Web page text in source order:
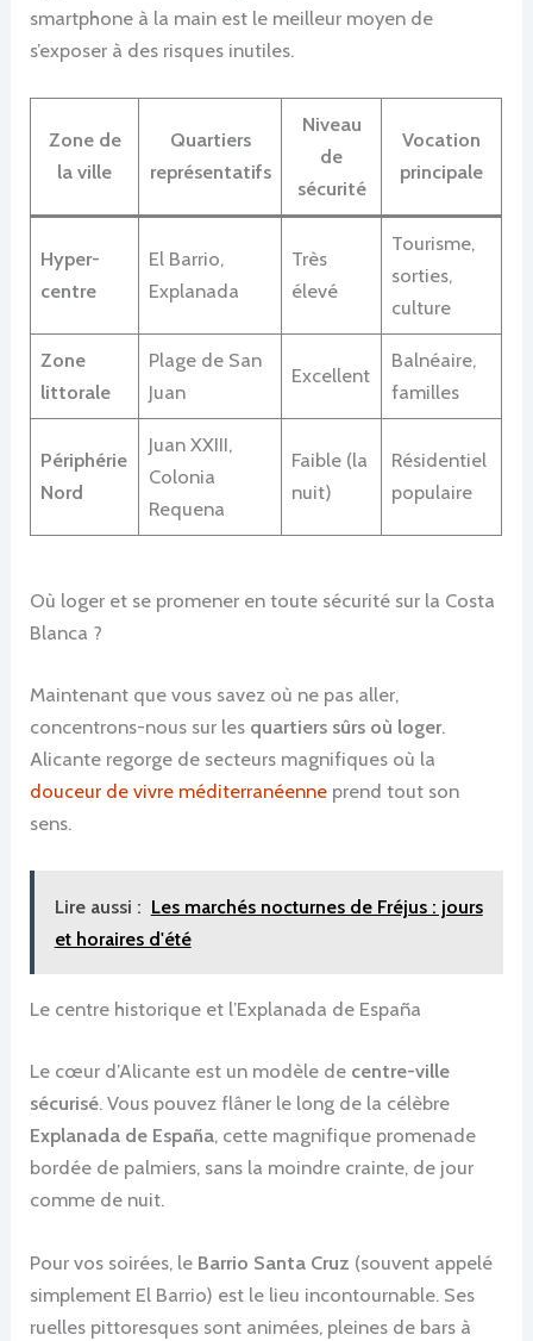
smartphone à la main est le meilleur moyen de
s’exposer à des risques inutiles.
Zone de
la ville
Quartiers
représentatifs
Niveau
de
sécurité
Vocation
principale
Hyper-
centre
El Barrio,
Explanada
Très
élevé
Tourisme,
sorties,
culture
Zone
littorale
Plage de San
Juan
Excellent
Balnéaire,
familles
Périphérie
Nord
Juan XXIII,
Colonia
Requena
Faible (la
nuit)
Résidentiel
populaire
Où loger et se promener en toute sécurité sur la Costa
Blanca ?
Maintenant que vous savez où ne pas aller,
concentrons-nous sur les quartiers sûrs où loger.
Alicante regorge de secteurs magnifiques où la
douceur de vivre méditerranéenne prend tout son
sens.
Lire aussi : Les marchés nocturnes de Fréjus : jours
et horaires d'été
Le centre historique et l’Explanada de España
Le cœur d’Alicante est un modèle de centre-ville
sécurisé. Vous pouvez flâner le long de la célèbre
Explanada de España, cette magnifique promenade
bordée de palmiers, sans la moindre crainte, de jour
comme de nuit.
Pour vos soirées, le Barrio Santa Cruz (souvent appelé
simplement El Barrio) est le lieu incontournable. Ses
ruelles pittoresques sont animées, pleines de bars à